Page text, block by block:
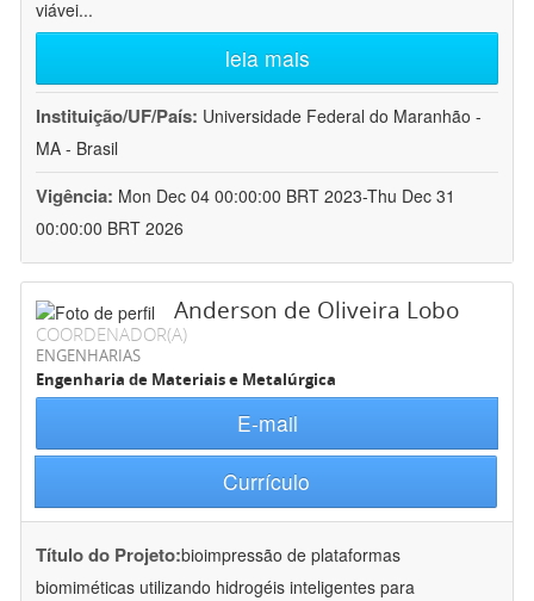
viávei...
leia mais
Instituição/UF/País: Universidade Federal do Maranhão -
MA - Brasil
Vigência: Mon Dec 04 00:00:00 BRT 2023-Thu Dec 31
00:00:00 BRT 2026
Anderson de Oliveira Lobo
COORDENADOR(A)
ENGENHARIAS
Engenharia de Materiais e Metalúrgica
E-mail
Currículo
Título do Projeto:bioimpressão de plataformas
biomiméticas utilizando hidrogéis inteligentes para